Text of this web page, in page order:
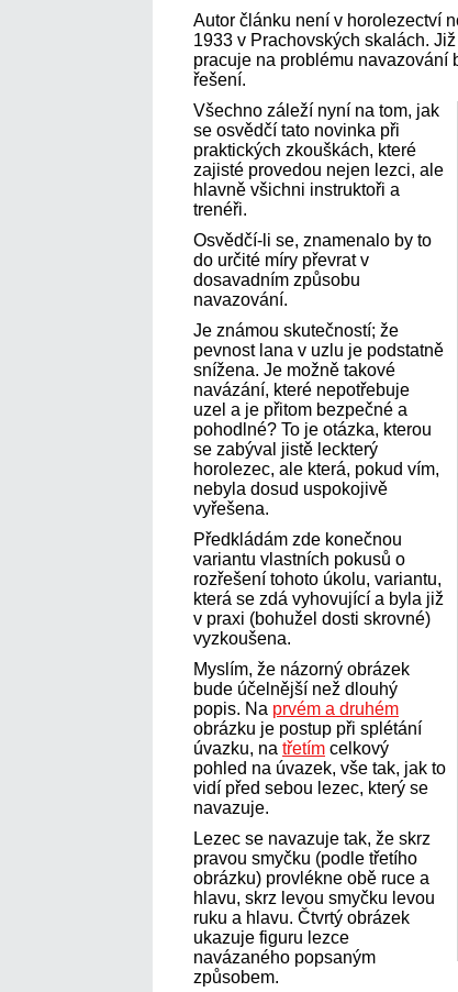
Autor článku není v horolezectví
1933 v Prachovských skalách.
pracuje na problému navazování
řešení.
Všechno záleží nyní na tom, jak
se osvědčí tato novinka při
praktických zkouškách, které
zajisté provedou nejen lezci, ale
hlavně všichni instruktoři a
trenéři.
Osvědčí-li se, znamenalo by to
do určité míry převrat v
dosavadním způsobu
navazování.
Je známou skutečností; že
pevnost lana v uzlu je podstatně
snížena. Je možně takové
navázání, které nepotřebuje
uzel a je přitom bezpečné a
pohodlné? To je otázka, kterou
se zabýval jistě leckterý
horolezec, ale která, pokud vím,
nebyla dosud uspokojivě
vyřešena.
Předkládám zde konečnou
variantu vlastních pokusů o
rozřešení tohoto úkolu, variantu,
která se zdá vyhovující a byla již
v praxi (bohužel dosti skrovné)
vyzkoušena.
Myslím, že názorný obrázek
bude účelnější než dlouhý
popis. Na prvém a druhém
obrázku je postup při splétání
úvazku, na třetím celkový
pohled na úvazek, vše tak, jak to
vidí před sebou lezec, který se
navazuje.
Lezec se navazuje tak, že skrz
pravou smyčku (podle třetího
obrázku) provlékne obě ruce a
hlavu, skrz levou smyčku levou
ruku a hlavu. Čtvrtý obrázek
ukazuje figuru lezce
navázaného popsaným
způsobem.